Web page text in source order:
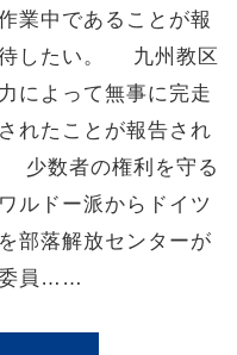
業中であることが報
待したい。 九州教区
によって無事に完走
れたことが報告され
少数者の権利を守る
ルドー派からドイツ
部落解放センターが
委員……